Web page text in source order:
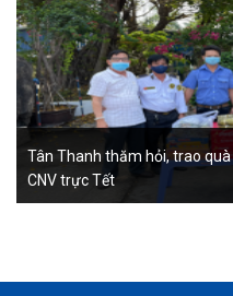
Tân Thanh thăm hỏi, trao
CNV trực Tết